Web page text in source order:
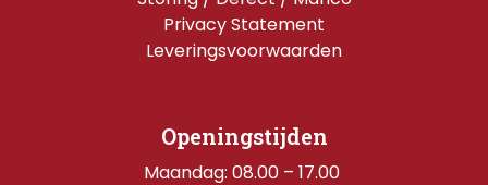
Privacy Statement
Leveringsvoorwaarden
Openingstijden
Maandag: 08.00 – 17.00